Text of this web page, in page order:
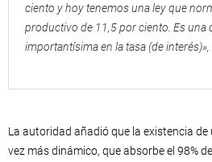
ciento y hoy tenemos una ley que
productivo de 11,5 por ciento. Es una
importantísima en la tasa (de interés)»,
La autoridad añadió que la existencia
vez más dinámico, que absorbe el 98%